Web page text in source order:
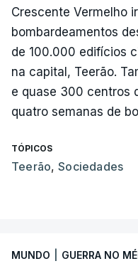
Crescente Vermelho
bombardeamentos
de 100.000 edifícios
na capital, Teerão.
e quase 300 centros
quatro semanas de
TÓPICOS
Teerão,Sociedades
MUNDO GUERRA NO